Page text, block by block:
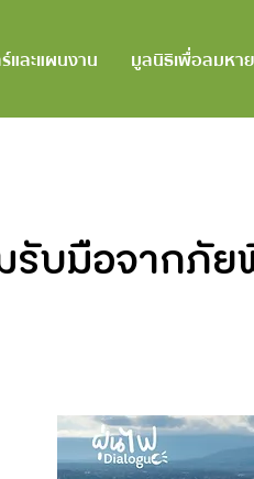
และแผนงาน มูลนิธิเพื่อลมหาย
รับมือจากภั